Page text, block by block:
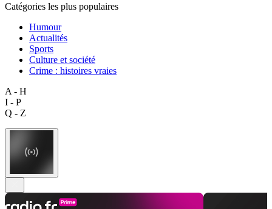
Catégories les plus populaires
Humour
Actualités
Sports
Culture et société
Crime : histoires vraies
A - H
I - P
Q - Z